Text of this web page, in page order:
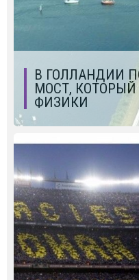
В ГОЛЛАНДИИ
МОСТ,
ФИЗИКИ